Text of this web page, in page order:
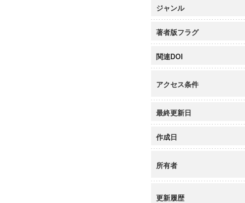
ジャンル
著者版フラグ
関連DOI
アクセス条件
最終更新日
作成日
所有者
更新履歴